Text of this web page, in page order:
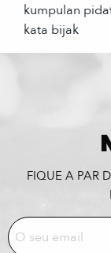
kumpulan
kata bijak
FIQUE A PAR